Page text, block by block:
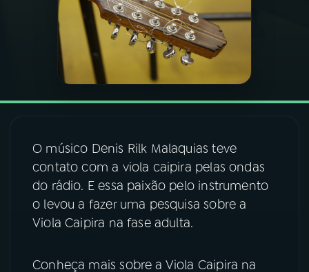
PROGRAMAS
PODCASTS
07ÚLTIMAS
08FESTIVAL DE MÚSICA
ACOMPANHE A RÁDIO NACIONAL
O músico Denis Rilk Malaquias teve
contato com a viola caipira pelas ondas
do rádio. E essa paixão pelo instrumento
o levou a fazer uma pesquisa sobre a
Viola Caipira na fase adulta.
Conheça mais sobre a Viola Caipira na